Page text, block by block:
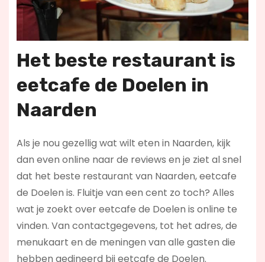
Het beste restaurant is
eetcafe de Doelen in
Naarden
Als je nou gezellig wat wilt eten in Naarden, kijk
dan even online naar de reviews en je ziet al snel
dat het beste restaurant van Naarden, eetcafe
de Doelen is. Fluitje van een cent zo toch? Alles
wat je zoekt over eetcafe de Doelen is online te
vinden. Van contactgegevens, tot het adres, de
menukaart en de meningen van alle gasten die
hebben gedineerd bij eetcafe de Doelen.